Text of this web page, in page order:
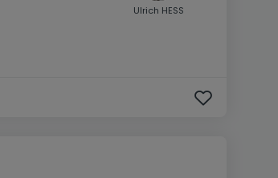
Ulrich HESS